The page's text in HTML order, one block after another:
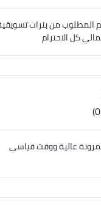
من بنرات
كل الاحترام
عالية ووقت قياسي